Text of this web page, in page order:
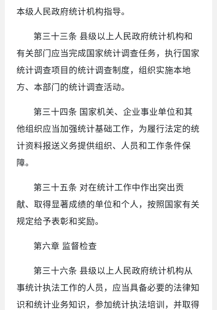
本级人民政府统计机构指导。
第三十三条 县级以上人民政府统计机构和
有关部门应当完成国家统计调查任务，执行国家
统计调查项目的统计调查制度，组织实施本地
方、本部门的统计调查活动。
第三十四条 国家机关、企业事业单位和其
他组织应当加强统计基础工作，为履行法定的统
计资料报送义务提供组织、人员和工作条件保
障。
第三十五条 对在统计工作中作出突出贡
献、取得显著成绩的单位和个人，按照国家有关
规定给予表彰和奖励。
第六章 监督检查
第三十六条 县级以上人民政府统计机构从
事统计执法工作的人员，应当具备必要的法律知
识和统计业务知识，参加统计执法培训，并取得